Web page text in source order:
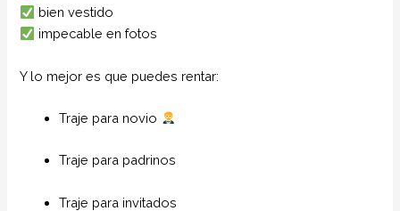
bien vestido
impecable en fotos
Y lo mejor es que puedes rentar:
Traje para novio
Traje para padrinos
Traje para invitados